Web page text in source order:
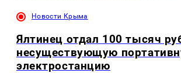
Новости Крыма
Ялтинец отдал 100 тысяч
несуществующую
электростанцию